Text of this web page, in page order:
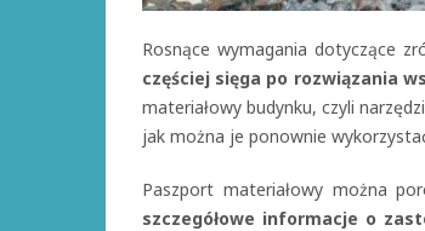
Rosnące wymagania dotyczące
częściej sięga po rozwiązania
materiałowy budynku, czyli
jak można je ponownie
Paszport materiałowy można
szczegółowe informacje o